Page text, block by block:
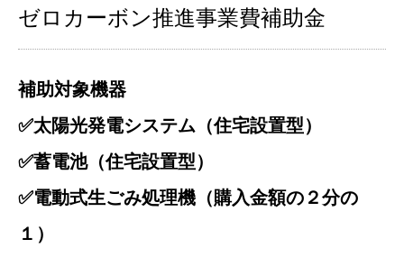
ゼロカーボン推進事業費補助金
補助対象機器
✅太陽光発電システム（住宅設置型）
✅蓄電池（住宅設置型）
✅電動式生ごみ処理機（購入金額の２分の
１）